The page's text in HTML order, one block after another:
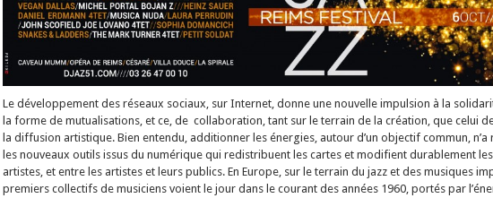
Le développement des réseaux sociaux, sur Internet, donne une nouvelle impulsion à la
la forme de mutualisations, et ce, de collaboration, tant sur le terrain de la création, que celui
la diffusion artistique. Bien entendu, additionner les énergies, autour d’un objectif commun, n’a
les nouveaux outils issus du numérique qui redistribuent les cartes et modifient durablement
artistes, et entre les artistes et leurs publics. En Europe, sur le terrain du jazz et des musiques
premiers collectifs de musiciens voient le jour dans le courant des années 1960, portés par